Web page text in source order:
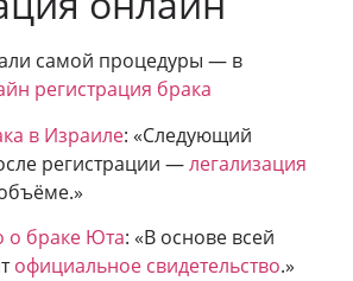
самой процедуры — в
регистрация брака
в Израиле: «Следующий
регистрации —легализация
о браке Юта: «В основе всей
официальное свидетельство.»